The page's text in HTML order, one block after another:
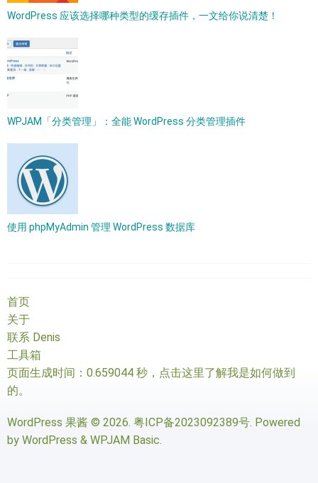
WordPress 应该选择哪种类型的缓存插件，一文给你说清楚！
WPJAM「分类管理」：全能 WordPress 分类管理插件
使用 phpMyAdmin 管理 WordPress 数据库
首页
关于
联系 Denis
工具箱
页面生成时间：0.659044 秒， 点击这里了解我是如何做到
的。
WordPress 果酱 © 2026. 粤ICP备2023092389号. Powered
by WordPress & WPJAM Basic.